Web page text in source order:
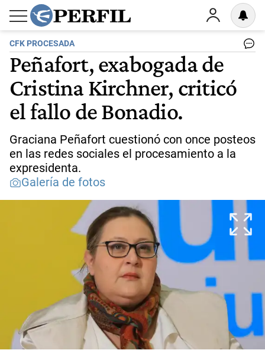
CFK PROCESADA
Peñafort, exabogada de
Cristina Kirchner, criticó
el fallo de Bonadio.
Graciana Peñafort cuestionó con once posteos
en las redes sociales el procesamiento a la
expresidenta.
Galería de fotos